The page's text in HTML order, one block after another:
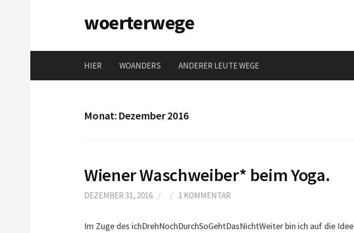
woerterwege
HIER WOANDERS ANDERER LEUTE WEGE
Monat: Dezember 2016
Wiener Waschweiber* beim Yoga.
DEZEMBER 31, 2016 / / 1 KOMMENTAR
Im Zuge des ichDrehNochDurchSoGehtDasNichtWeiter bin ich auf die Idee